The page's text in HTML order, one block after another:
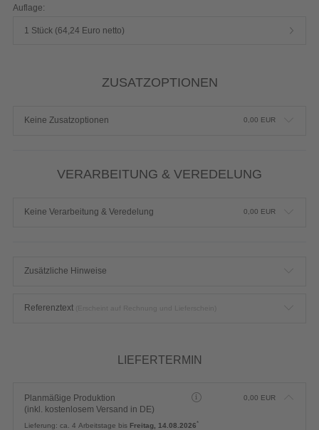
Auflage:
1 Stück (64,24 Euro netto)
ZUSATZOPTIONEN
Keine Zusatzoptionen 0,00 EUR
VERARBEITUNG & VEREDELUNG
Keine Verarbeitung & Veredelung 0,00 EUR
Zusätzliche Hinweise
Referenztext
LIEFERTERMIN
Planmäßige Produktion
(inkl. kostenlosem Versand in DE)
0,00 EUR
Lieferung: ca. 4 Arbeitstage bis Freitag, 14.08.2026*